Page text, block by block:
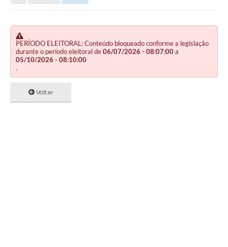
PERÍODO ELEITORAL: Conteúdo bloqueado conforme a legislação
durante o período eleitoral de06/07/2026 - 08:07:00a
05/10/2026 - 08:10:00
.
Voltar